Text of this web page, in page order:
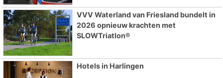
VVV Waterland van Friesland bundelt in
2026 opnieuw krachten met
SLOWTriatlon®
Hotels in Harlingen